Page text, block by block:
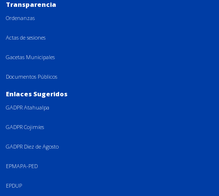
Transparencia
Ordenanzas
Actas de sesiones
Gacetas Municipales
Documentos Públicos
Enlaces Sugeridos
GADPR Atahualpa
GADPR Cojimíes
GADPR Diez de Agosto
EPMAPA-PED
EPDUP